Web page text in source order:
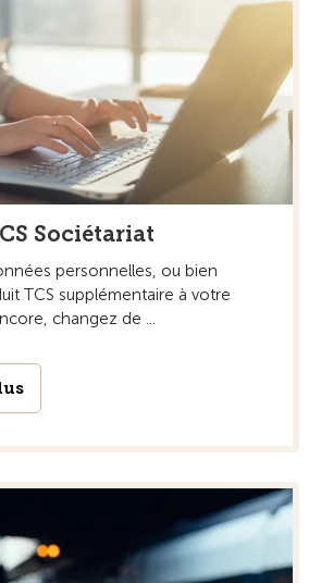
Sociétariat
personnelles, ou bien
TCS supplémentaire à votre
changez de ...